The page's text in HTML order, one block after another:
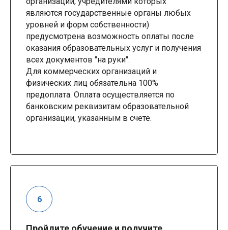
являются государственные органы любых
уровней и форм собственности)
предусмотрена возможность оплаты после
оказания образовательных услуг и получения
всех документов "на руки".
Для коммерческих организаций и
физических лиц обязательна 100%
предоплата. Оплата осуществляется по
банковским реквизитам образовательной
организации, указанным в счете.